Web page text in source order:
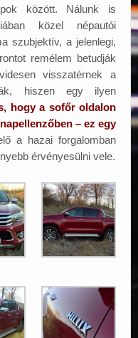
között. Nálunk is
közel népautói
szubjektív, a jelenlegi,
remélem betudják
visszatérnek a
hiszen egy ilyen
hogy a sofőr oldalon
– ez egy
a hazai forgalomban
érvényesülni vele.